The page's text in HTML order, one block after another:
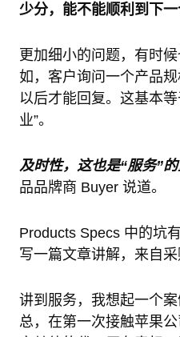
少分，能不能顺利到下一
更加细小的问题，有时
如，客户询问一个产品
以后才能回复。这基本
业”。
及时性，这也是“服务”
品品牌商 Buyer 说道。
Products Specs 中的坑
写一篇文章讲解，来自采
讲到服务，我想起一个
总，在第一次接触苹果